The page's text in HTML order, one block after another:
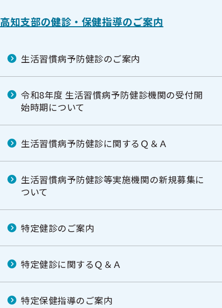
高知支部の健診・保健指導のご案内
生活習慣病予防健診のご案内
令和8年度 生活習慣病予防健診機関の受付開
始時期について
生活習慣病予防健診に関するＱ＆Ａ
生活習慣病予防健診等実施機関の新規募集に
ついて
特定健診のご案内
特定健診に関するＱ＆Ａ
特定保健指導のご案内